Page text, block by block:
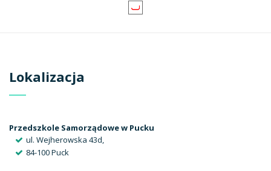
Lokalizacja
Przedszkole Samorządowe w Pucku
ul. Wejherowska 43d,
84-100 Puck